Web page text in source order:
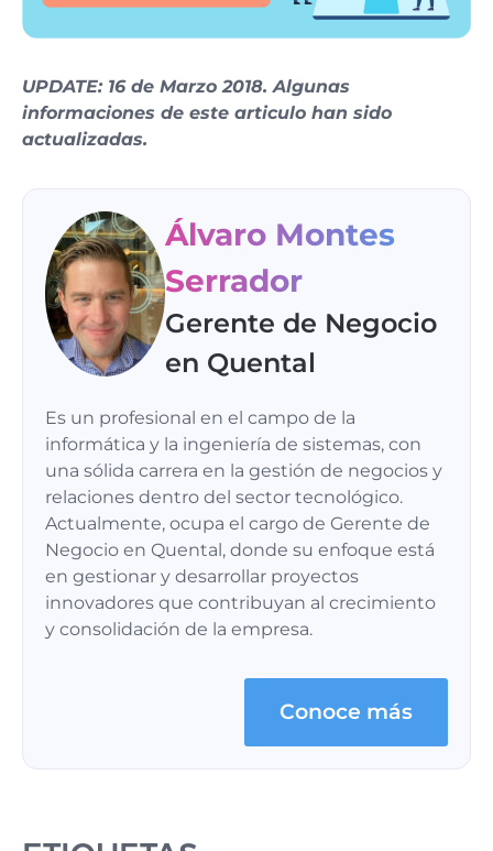
UPDATE: 16 de Marzo 2018. Algunas
informaciones de este articulo han sido
actualizadas.
Álvaro Montes
Serrador
Gerente de Negocio
en Quental
Es un profesional en el campo de la
informática y la ingeniería de sistemas, con
una sólida carrera en la gestión de negocios y
relaciones dentro del sector tecnológico.
Actualmente, ocupa el cargo de Gerente de
Negocio en Quental, donde su enfoque está
en gestionar y desarrollar proyectos
innovadores que contribuyan al crecimiento
y consolidación de la empresa.
Conoce más